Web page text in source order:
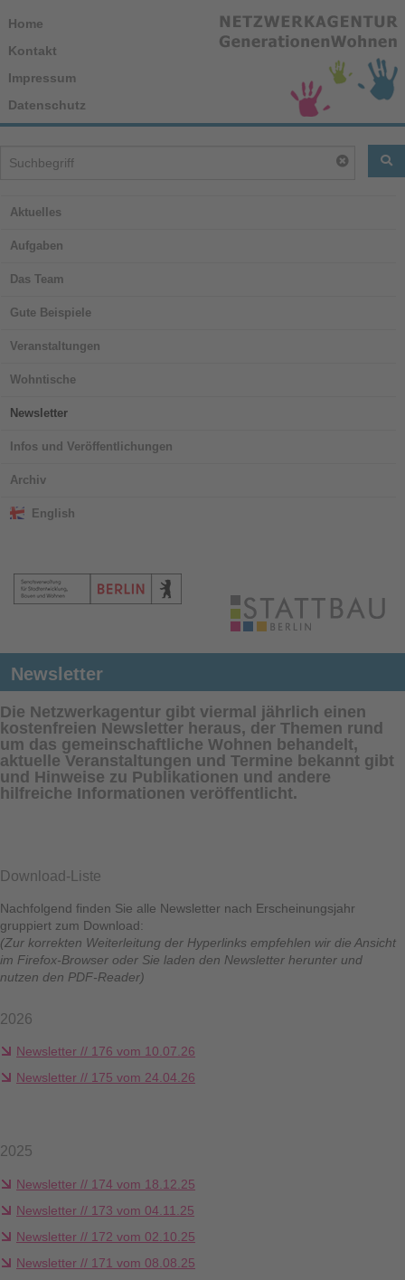
Home
Kontakt
Impressum
Datenschutz
Aktuelles
Aufgaben
Das Team
Gute Beispiele
Veranstaltungen
Wohntische
Newsletter
Infos und Veröffentlichungen
Archiv
English
Newsletter
Die Netzwerkagentur gibt viermal jährlich einen
kostenfreien Newsletter heraus, der Themen rund
um das gemeinschaftliche Wohnen behandelt,
aktuelle Veranstaltungen und Termine bekannt gibt
und Hinweise zu Publikationen und andere
hilfreiche Informationen veröffentlicht.
Download-Liste
Nachfolgend finden Sie alle Newsletter nach Erscheinungsjahr
gruppiert zum Download:
(Zur korrekten Weiterleitung der Hyperlinks empfehlen wir die Ansicht
im Firefox-Browser oder Sie laden den Newsletter herunter und
nutzen den PDF-Reader)
2026
Newsletter // 176 vom 10.07.26
Newsletter // 175 vom 24.04.26
2025
Newsletter // 174 vom 18.12.25
Newsletter // 173 vom 04.11.25
Newsletter // 172 vom 02.10.25
Newsletter // 171 vom 08.08.25